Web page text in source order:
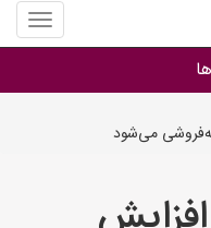
منوی
سایت
فروشی
جنس
و کاربرد
می‌شود